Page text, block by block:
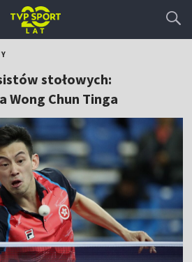
stołowych:
Wong Chun Tinga